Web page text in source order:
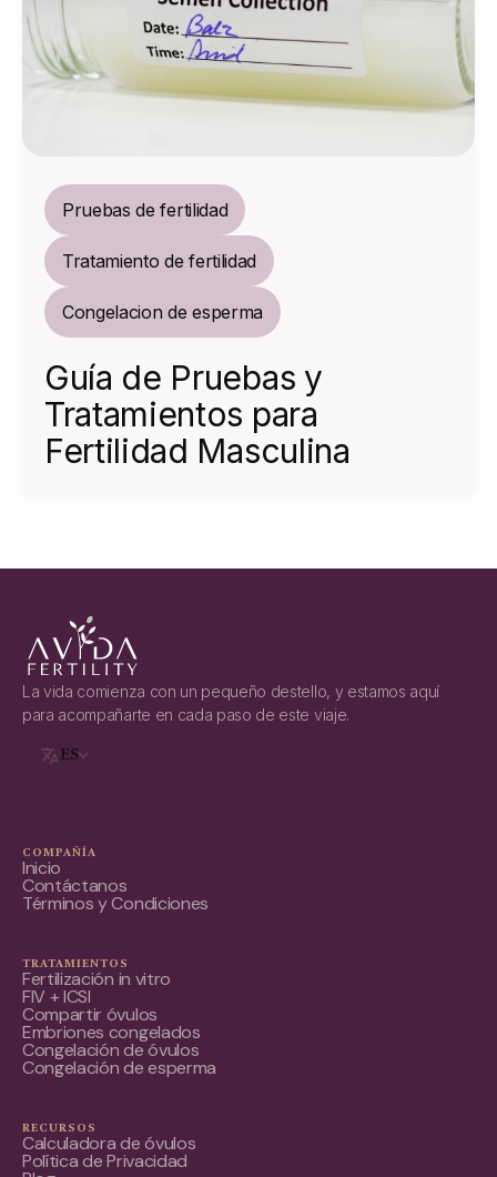
Pruebas de fertilidad
Tratamiento de fertilidad
Congelacion de esperma
Guía de Pruebas y
Tratamientos para
Fertilidad Masculina
La vida comienza con un pequeño destello, y estamos aquí
para acompañarte en cada paso de este viaje.
ES
COMPAÑÍA
Inicio
Contáctanos
Términos y Condiciones
TRATAMIENTOS
Fertilización in vitro
FIV + ICSI
Compartir óvulos
Embriones congelados
Congelación de óvulos
Congelación de esperma
RECURSOS
Calculadora de óvulos
Política de Privacidad